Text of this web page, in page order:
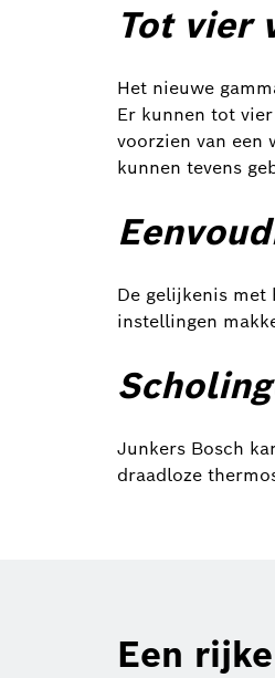
Tot vier
Het nieuwe
Er kunnen tot
voorzien van een
kunnen tevens
De gelijkenis met
instellingen
Junkers Bosch
draadloze
Een